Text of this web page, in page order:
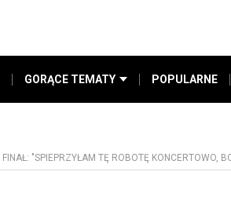
GORĄCE TEMATY POPULARNE
"SPIEPRZYŁAM TĘ ROBOTĘ KONCERTOWO,